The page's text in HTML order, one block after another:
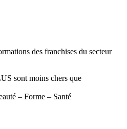
des franchises du secteur
sont moins chers que
– Forme – Santé